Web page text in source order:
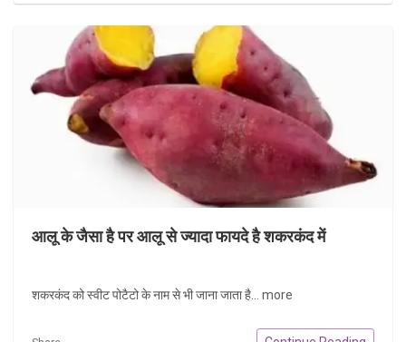
आलू के जैसा है पर आलू से ज्यादा फायदे है शकरकंद में
शकरकंद को स्वीट पोटैटो के नाम से भी जाना जाता है... more